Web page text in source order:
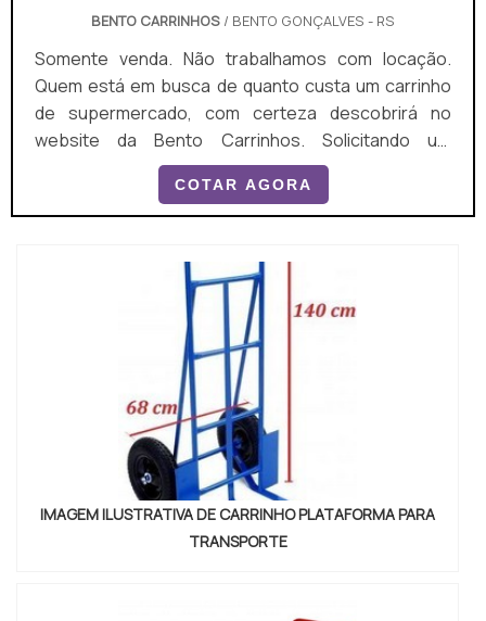
BENTO CARRINHOS / BENTO GONÇALVES - RS
Somente venda. Não trabalhamos com locação.
Quem está em busca de quanto custa um carrinho
de supermercado, com certeza descobrirá no
website da Bento Carrinhos. Solicitando um
orçamento por meio da plataforma de divulgação
das indústrias e conhecendo a líder do segmento, a
compra é mais assertiva. Quando a procura é por
Bento Carrinhos conseguirá assertividade com
comprometimento com os...
COTAR AGORA
IMAGEM ILUSTRATIVA DE CARRINHO PLATAFORMA PARA
TRANSPORTE